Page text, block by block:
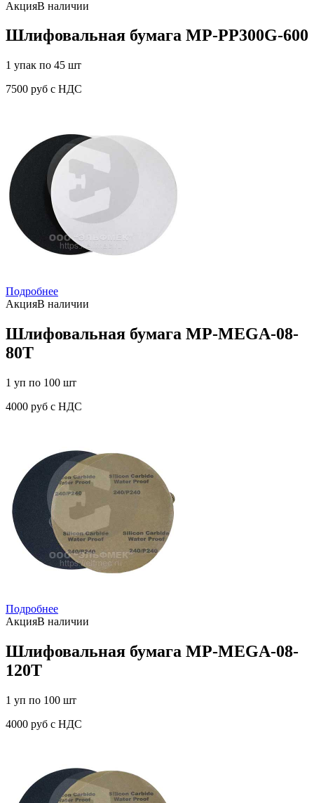
АкцияВ наличии
Шлифовальная бумага MP-PP300G-600
1 упак по 45 шт
7500 руб с НДС
Подробнее
АкцияВ наличии
Шлифовальная бумага MP-MEGA-08-
80T
1 уп по 100 шт
4000 руб с НДС
Подробнее
АкцияВ наличии
Шлифовальная бумага MP-MEGA-08-
120T
1 уп по 100 шт
4000 руб с НДС